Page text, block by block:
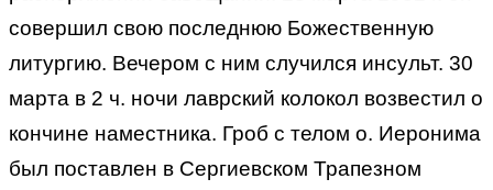
совершил свою последнюю Божественную
литургию. Вечером с ним случился инсульт. 30
марта в 2 ч. ночи лаврский колокол возвестил о
кончине наместника. Гроб с телом о. Иеронима
был поставлен в Сергиевском Трапезном